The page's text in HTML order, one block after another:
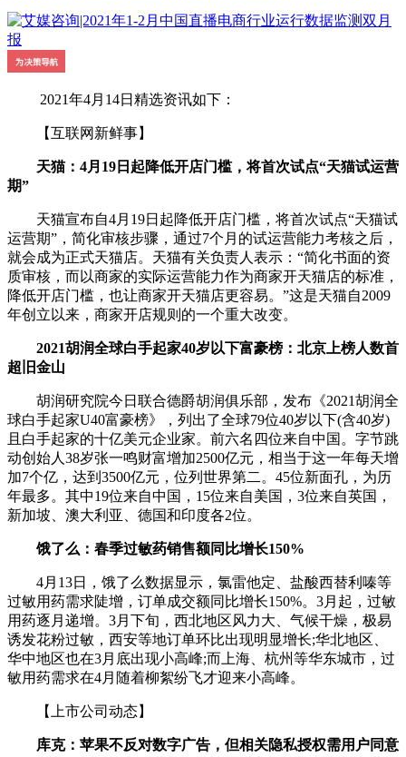
2021年4月14日精选资讯如下：
【互联网新鲜事】
天猫：4月19日起降低开店门槛，将首次试点“天猫试运营
期”
天猫宣布自4月19日起降低开店门槛，将首次试点“天猫试
运营期”，简化审核步骤，通过7个月的试运营能力考核之后，
就会成为正式天猫店。天猫有关负责人表示：“简化书面的资
质审核，而以商家的实际运营能力作为商家开天猫店的标准，
降低开店门槛，也让商家开天猫店更容易。”这是天猫自2009
年创立以来，商家开店规则的一个重大改变。
2021胡润全球白手起家40岁以下富豪榜：北京上榜人数首
超旧金山
胡润研究院今日联合德爵胡润俱乐部，发布《2021胡润全
球白手起家U40富豪榜》，列出了全球79位40岁以下(含40岁)
且白手起家的十亿美元企业家。前六名四位来自中国。字节跳
动创始人38岁张一鸣财富增加2500亿元，相当于这一年每天增
加7个亿，达到3500亿元，位列世界第二。45位新面孔，为历
年最多。其中19位来自中国，15位来自美国，3位来自英国，
新加坡、澳大利亚、德国和印度各2位。
饿了么：春季过敏药销售额同比增长150%
4月13日，饿了么数据显示，氯雷他定、盐酸西替利嗪等
过敏用药需求陡增，订单成交额同比增长150%。3月起，过敏
用药逐月递增。3月下旬，西北地区风力大、气候干燥，极易
诱发花粉过敏，西安等地订单环比出现明显增长;华北地区、
华中地区也在3月底出现小高峰;而上海、杭州等华东城市，过
敏用药需求在4月随着柳絮纷飞才迎来小高峰。
【上市公司动态】
库克：苹果不反对数字广告，但相关隐私授权需用户同意